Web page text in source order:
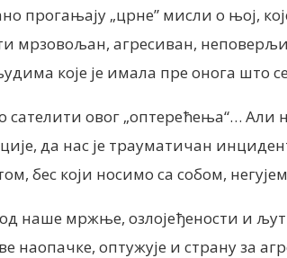
прогањају „црне” мисли о њој,
мрзовољан, агресиван,
које је имала пре онога што
овог „оптерећења“… Али
да нас је трауматичан
бес који носимо са собом,
наше мржње, озлојеђености и
оптужује и страну за